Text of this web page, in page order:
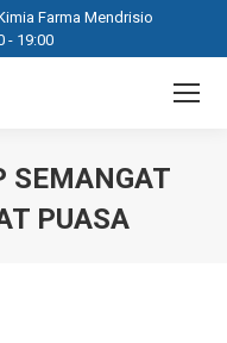
Farma Mendrisio
- 19:00
SEMANGAT
PUASA